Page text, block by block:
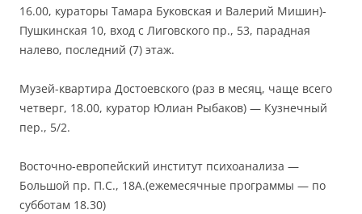
16.00, кураторы Тамара Буковская и Валерий Мишин)-
Пушкинская 10, вход с Лиговского пр., 53, парадная
налево, последний (7) этаж.
Музей-квартира Достоевского (раз в месяц, чаще всего
четверг, 18.00, куратор Юлиан Рыбаков) — Кузнечный
пер., 5/2.
Восточно-европейский институт психоанализа —
Большой пр. П.С., 18А.(ежемесячные программы — по
субботам 18.30)